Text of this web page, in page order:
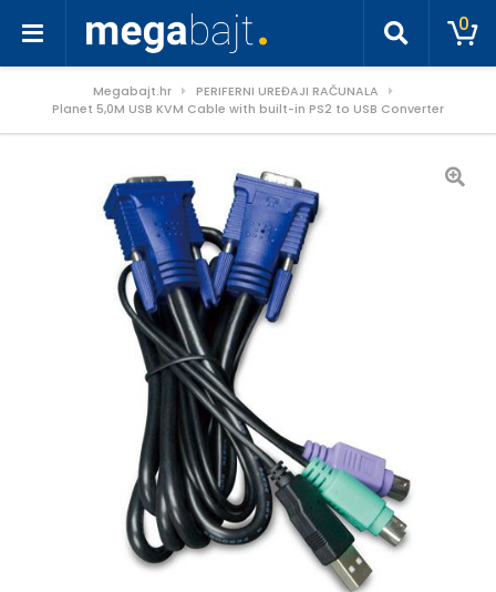
0
Megabajt.hr
PERIFERNI UREĐAJI RAČUNALA
Planet 5,0M USB KVM Cable with built-in PS2 to USB Converter